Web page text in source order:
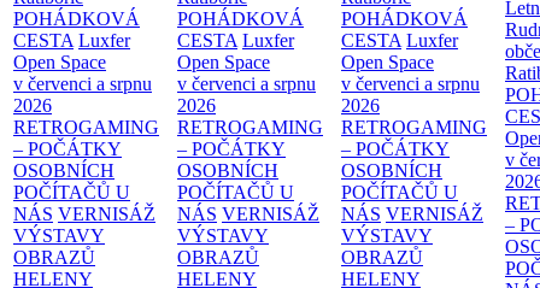
POHÁDKOVÁ
CESTA Luxfer
Open Space
v červenci a srpnu
2026
RETROGAMING
– POČÁTKY
OSOBNÍCH
POČÍTAČŮ U
NÁS VERNISÁŽ
VÝSTAVY
OBRAZŮ
HELENY
POHÁDKOVÁ
CESTA Luxfer
Open Space
v červenci a srpnu
2026
RETROGAMING
– POČÁTKY
OSOBNÍCH
POČÍTAČŮ U
NÁS VERNISÁŽ
VÝSTAVY
OBRAZŮ
HELENY
POHÁDKOVÁ
CESTA Luxfer
Open Space
v červenci a srpnu
2026
RETROGAMING
– POČÁTKY
OSOBNÍCH
POČÍTAČŮ U
NÁS VERNISÁŽ
VÝSTAVY
OBRAZŮ
HELENY
v
–